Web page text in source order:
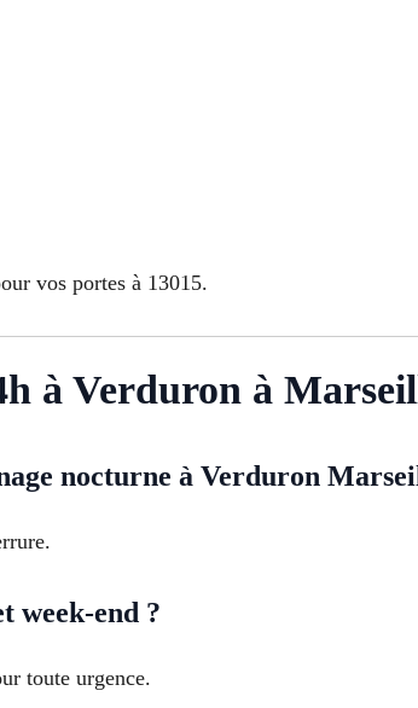
vos portes à 13015.
à Verduron à
nocturne à Verduron
week-end ?
toute urgence.